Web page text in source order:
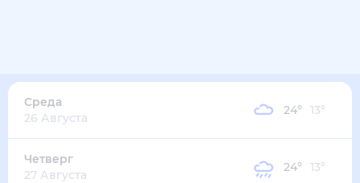
Среда
26 Августа
24° 13°
Четверг
27 Августа
24° 13°